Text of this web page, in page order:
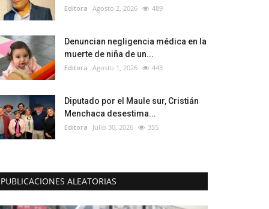
Editora Agosto 2, 2026 489
Denuncian negligencia médica en la
muerte de niña de un...
Editora Agosto 1, 2026 443
Diputado por el Maule sur, Cristián
Menchaca desestima...
Editora Julio 30, 2026 355
PUBLICACIONES ALEATORIAS